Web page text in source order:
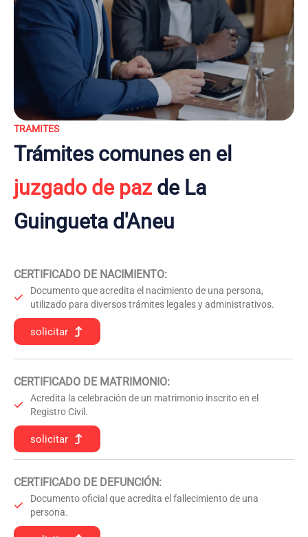
TRAMITES
Trámites comunes en el
juzgado de pazde La
Guingueta d'Aneu
CERTIFICADO DE NACIMIENTO:
Documento que acredita el nacimiento de una persona,
utilizado para diversos trámites legales y administrativos.
solicitar
CERTIFICADO DE MATRIMONIO:
Acredita la celebración de un matrimonio inscrito en el
Registro Civil.
solicitar
CERTIFICADO DE DEFUNCIÓN:
Documento oficial que acredita el fallecimiento de una
persona.